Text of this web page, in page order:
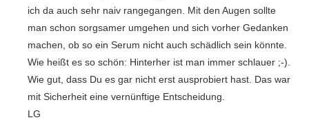
ich da auch sehr naiv rangegangen. Mit den Augen sollte
man schon sorgsamer umgehen und sich vorher Gedanken
machen, ob so ein Serum nicht auch schädlich sein könnte.
Wie heißt es so schön: Hinterher ist man immer schlauer ;-).
Wie gut, dass Du es gar nicht erst ausprobiert hast. Das war
mit Sicherheit eine vernünftige Entscheidung.
LG